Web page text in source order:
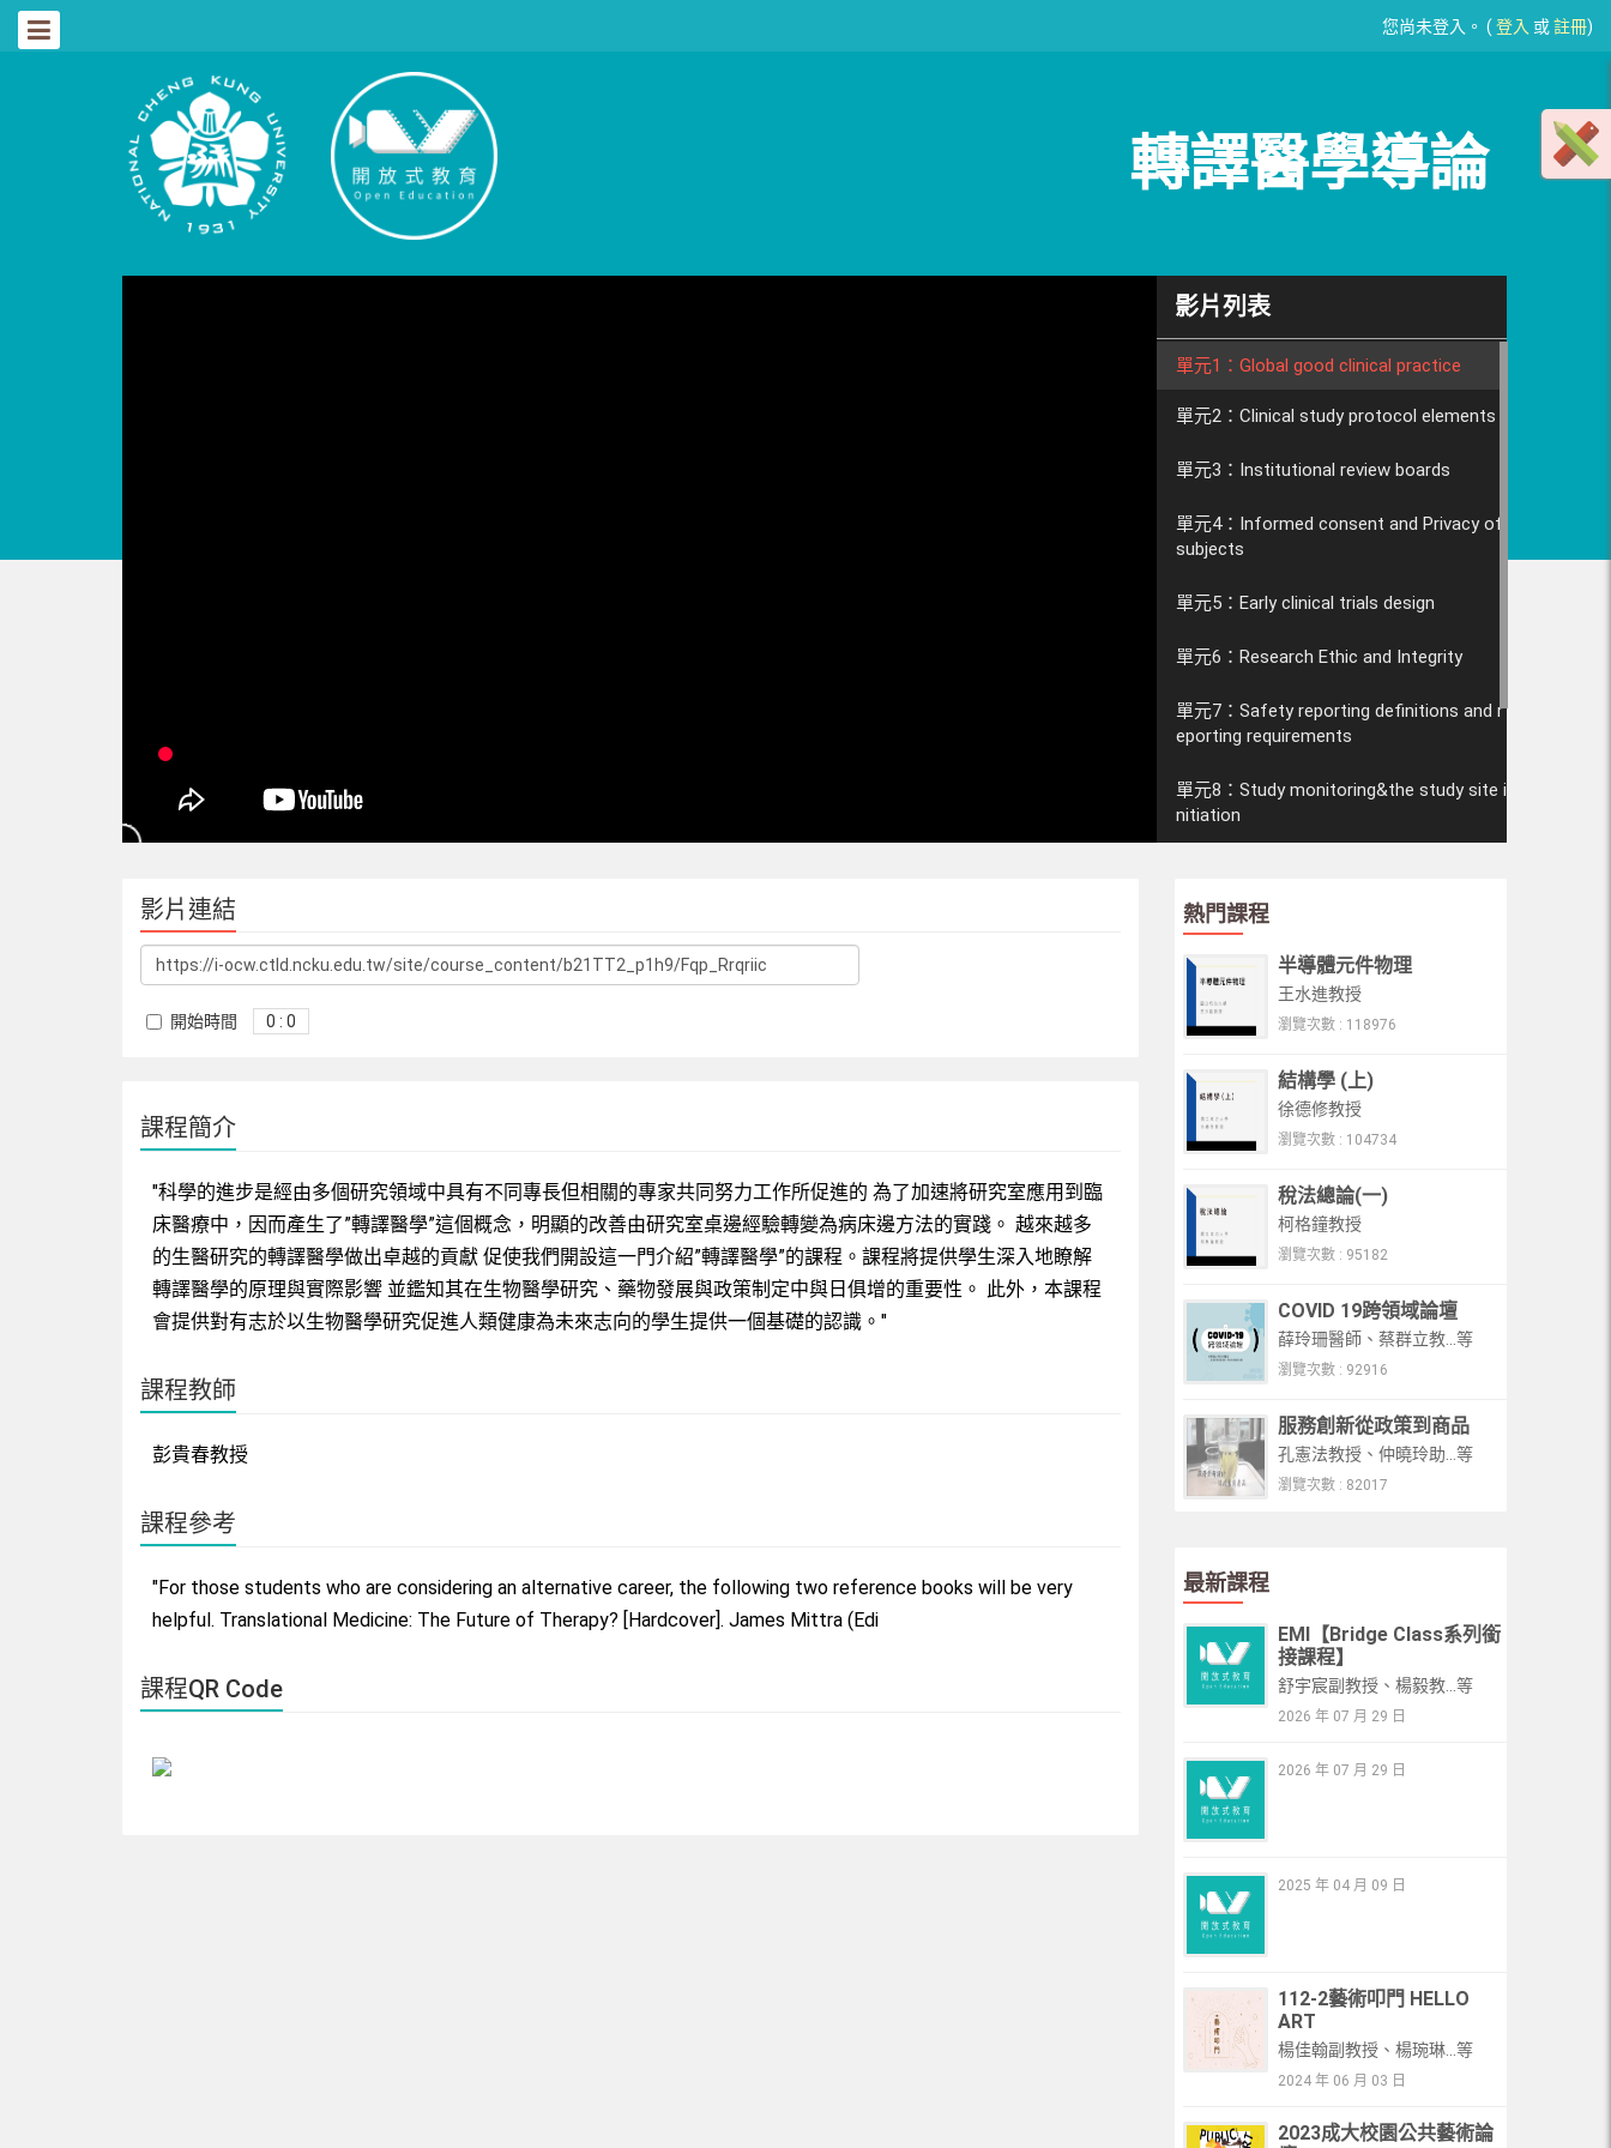
您尚未登入。 ( 登入 或註冊)
轉譯醫學導論
影片列表
單元1：Global good clinical practice
單元2：Clinical study protocol elements
單元3：Institutional review boards
單元4：Informed consent and Privacy of
subjects
單元5：Early clinical trials design
單元6：Research Ethic and Integrity
單元7：Safety reporting definitions and r
eporting requirements
單元8：Study monitoring&the study site i
nitiation
ce&Learning by experience
影片連結
開始時間 0 : 0
課程簡介
"科學的進步是經由多個研究領域中具有不同專長但相關的專家共同努力工作所促進的 為了加速將研究室應用到臨
床醫療中，因而產生了”轉譯醫學”這個概念，明顯的改善由研究室桌邊經驗轉變為病床邊方法的實踐。 越來越多
的生醫研究的轉譯醫學做出卓越的貢獻 促使我們開設這一門介紹”轉譯醫學”的課程。課程將提供學生深入地瞭解
轉譯醫學的原理與實際影響 並鑑知其在生物醫學研究、藥物發展與政策制定中與日俱增的重要性。 此外，本課程
會提供對有志於以生物醫學研究促進人類健康為未來志向的學生提供一個基礎的認識。"
課程教師
彭貴春教授
課程參考
"For those students who are considering an alternative career, the following two reference books will be very
helpful. Translational Medicine: The Future of Therapy? [Hardcover]. James Mittra (Edi
課程QR Code
熱門課程
半導體元件物理
王水進教授
瀏覽次數 : 118976
結構學 (上)
徐德修教授
瀏覽次數 : 104734
稅法總論(一)
柯格鐘教授
瀏覽次數 : 95182
COVID 19跨領域論壇
薛玲珊醫師、蔡群立教...等
瀏覽次數 : 92916
服務創新從政策到商品
孔憲法教授、仲曉玲助...等
瀏覽次數 : 82017
最新課程
EMI【Bridge Class系列銜
接課程】
舒宇宸副教授、楊毅教...等
2026 年 07 月 29 日
2026 年 07 月 29 日
2025 年 04 月 09 日
112-2藝術叩門 HELLO
ART
楊佳翰副教授、楊琬琳...等
2024 年 06 月 03 日
2023成大校園公共藝術論